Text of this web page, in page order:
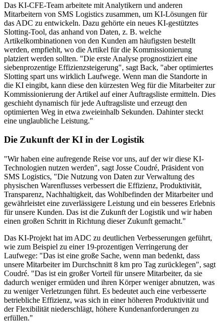
Das KI-CFE-Team arbeitete mit Analytikern und anderen
Mitarbeitern von SMS Logistics zusammen, um KI-Lösungen für
das ADC zu entwickeln. Dazu gehörte ein neues KI-gestütztes
Slotting-Tool, das anhand von Daten, z. B. welche
Artikelkombinationen von den Kunden am häufigsten bestellt
werden, empfiehlt, wo die Artikel für die Kommissionierung
platziert werden sollten. "Die erste Analyse prognostiziert eine
siebenprozentige Effizienzsteigerung", sagt Back, "aber optimiertes
Slotting spart uns wirklich Laufwege. Wenn man die Standorte in
die KI eingibt, kann diese den kürzesten Weg für die Mitarbeiter zur
Kommissionierung der Artikel auf einer Auftragsliste ermitteln. Dies
geschieht dynamisch für jede Auftragsliste und erzeugt den
optimierten Weg in etwa zweieinhalb Sekunden. Dahinter steckt
eine unglaubliche Leistung."
Die Zukunft der KI in der Logistik
"Wir haben eine aufregende Reise vor uns, auf der wir diese KI-
Technologien nutzen werden", sagt Josse Coudré, Präsident von
SMS Logistics, "Die Nutzung von Daten zur Verwaltung des
physischen Warenflusses verbessert die Effizienz, Produktivität,
Transparenz, Nachhaltigkeit, das Wohlbefinden der Mitarbeiter und
gewährleistet eine zuverlässigere Leistung und ein besseres Erlebnis
für unsere Kunden. Das ist die Zukunft der Logistik und wir haben
einen großen Schritt in Richtung dieser Zukunft gemacht."
Das KI-Projekt hat im ADC zu deutlichen Verbesserungen geführt,
wie zum Beispiel zu einer 19-prozentigen Verringerung der
Laufwege: "Das ist eine große Sache, wenn man bedenkt, dass
unsere Mitarbeiter im Durchschnitt 8 km pro Tag zurücklegen", sagt
Coudré. "Das ist ein großer Vorteil für unsere Mitarbeiter, da sie
dadurch weniger ermüden und ihren Körper weniger abnutzen, was
zu weniger Verletzungen führt. Es bedeutet auch eine verbesserte
betriebliche Effizienz, was sich in einer höheren Produktivität und
der Flexibilität niederschlägt, höhere Kundenanforderungen zu
erfüllen."